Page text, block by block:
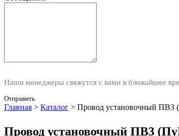
Наши менеджеры свяжутся с вами в ближайшее
Отправить
Главная > Каталог > Провод установочный ПВ3
Провод установочный ПВ3